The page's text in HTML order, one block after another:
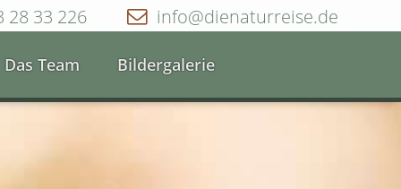
info@dienaturreise.de
28 33 226
Das Team Bildergalerie